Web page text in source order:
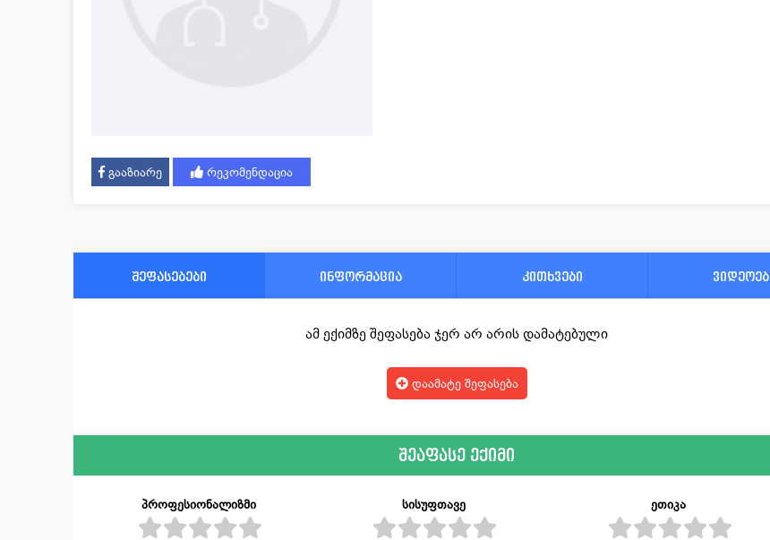
გააზიარე რეკომენდაცია
შეფასებები ინფორმაცია კითხვები
ამ ექიმზე შეფასება ჯერ არ არის დამატებული
დაამატე შეფასება
შეაფასე ექიმი
პროფესიონალიზმი სისუფთავე ეთიკა